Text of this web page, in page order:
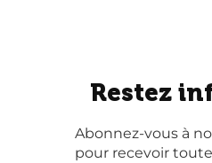
Restez
Abonnez-vous à
pour recevoir